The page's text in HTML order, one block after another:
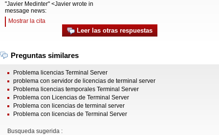
"Javier Medinter" <Javier wrote in
message news:
Mostrar la cita
Leer las otras respuestas
Preguntas similares
Problema licencias Terminal Server
problema con servidor de licencias de terminal server
Problema licencias temporales Terminal Server
Problema con Licencias de Terminal Server
Problema con licencias de terminal server
Problema con licencias de Terminal Server
Busqueda sugerida :